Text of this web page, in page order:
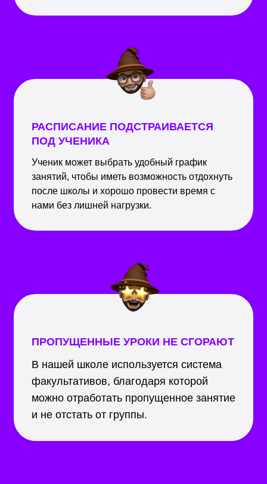
РАСПИСАНИЕ ПОДСТРАИВАЕТСЯ
ПОД УЧЕНИКА
Ученик может выбрать удобный график
занятий, чтобы иметь возможность отдохнуть
после школы и хорошо провести время с
нами без лишней нагрузки.
ПРОПУЩЕННЫЕ УРОКИ НЕ СГОРАЮТ
В нашей школе используется система
факультативов, благодаря которой
можно отработать пропущенное занятие
и не отстать от группы.